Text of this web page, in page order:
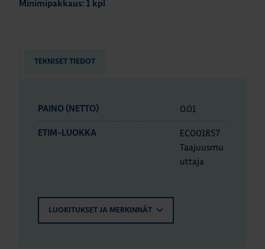
Minimipakkaus: 1 kpl
TEKNISET TIEDOT
PAINO (NETTO) 0.01
ETIM-LUOKKA
EC001857
Taajuusmu
uttaja
LUOKITUKSET JA MERKINNÄT